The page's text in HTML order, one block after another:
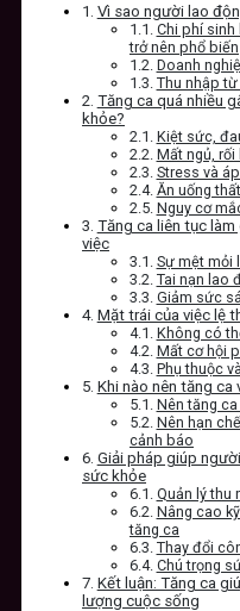
Vì sao người lao
Chi phí sinh
trở nên phổ biến
Doanh
Thu nhập
Tăng ca quá nhiều
khỏe?
Kiệt sức,
Mất ngủ,
Stress và
Ăn uống
Nguy cơ
Tăng ca liên tục
việc
Sự mệt mỏi
Tai nạn lao
Giảm sức
Mặt trái của việc lệ
Không có
Mất cơ hội
Phụ thuộc
Khi nào nên tăng ca
Nên tăng
Nên hạn
cảnh báo
Giải pháp giúp
sức khỏe
Quản lý thu
Nâng cao
tăng ca
Thay đổi
Chú trọng
Kết luận: Tăng ca
lượng cuộc sống